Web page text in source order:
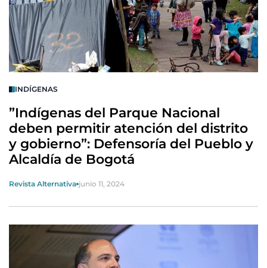
INDÍGENAS
”Indígenas del Parque Nacional
deben permitir atención del distrito
y gobierno”: Defensoría del Pueblo y
Alcaldía de Bogotá
Revista Alternativa junio 11, 2024